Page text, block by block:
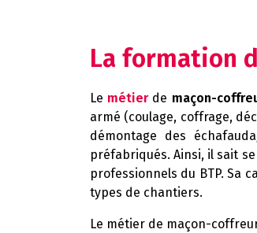
La formation
Le métierde maçon-
armé (coulage, coffrage,
démontage des
préfabriqués. Ainsi, il sait
professionnels du BTP. Sa
types de chantiers.
Le métier de maçon-